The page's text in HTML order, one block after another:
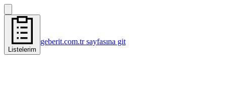
Listelerim
geberit.com.tr sayfasına git